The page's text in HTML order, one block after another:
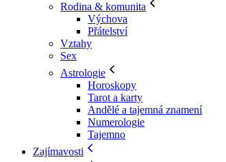
Rodina & komunita
Výchova
Přátelství
Vztahy
Sex
Astrologie
Horoskopy
Tarot a karty
Andělé a tajemná znamení
Numerologie
Tajemno
Zajímavosti